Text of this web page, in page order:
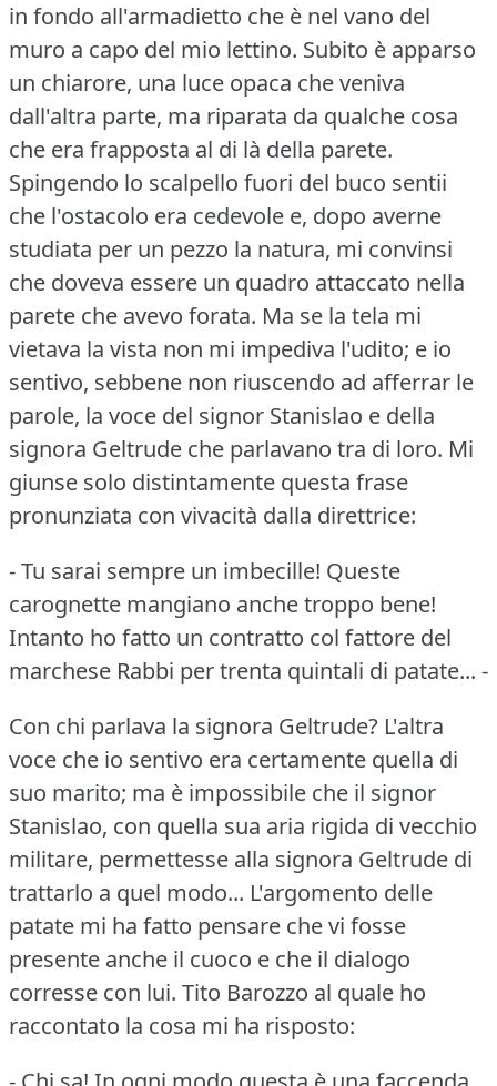
in fondo all'armadietto che è nel vano del
muro a capo del mio lettino. Subito è apparso
un chiarore, una luce opaca che veniva
dall'altra parte, ma riparata da qualche cosa
che era frapposta al di là della parete.
Spingendo lo scalpello fuori del buco sentii
che l'ostacolo era cedevole e, dopo averne
studiata per un pezzo la natura, mi convinsi
che doveva essere un quadro attaccato nella
parete che avevo forata. Ma se la tela mi
vietava la vista non mi impediva l'udito; e io
sentivo, sebbene non riuscendo ad afferrar le
parole, la voce del signor Stanislao e della
signora Geltrude che parlavano tra di loro. Mi
giunse solo distintamente questa frase
pronunziata con vivacità dalla direttrice:
- Tu sarai sempre un imbecille! Queste
carognette mangiano anche troppo bene!
Intanto ho fatto un contratto col fattore del
marchese Rabbi per trenta quintali di patate... -
Con chi parlava la signora Geltrude? L'altra
voce che io sentivo era certamente quella di
suo marito; ma è impossibile che il signor
Stanislao, con quella sua aria rigida di vecchio
militare, permettesse alla signora Geltrude di
trattarlo a quel modo... L'argomento delle
patate mi ha fatto pensare che vi fosse
presente anche il cuoco e che il dialogo
corresse con lui. Tito Barozzo al quale ho
raccontato la cosa mi ha risposto: